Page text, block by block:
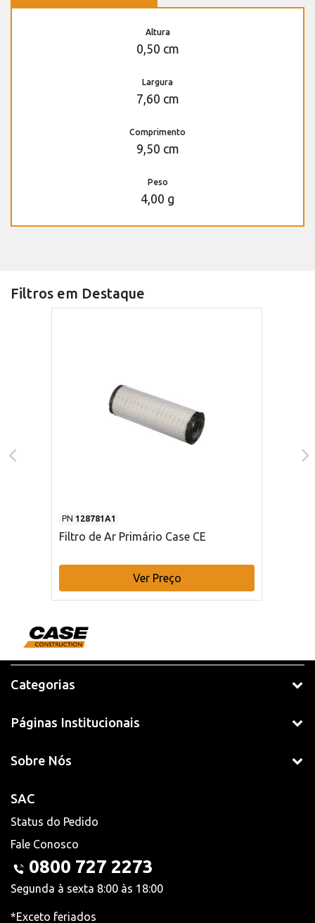
Altura
0,50 cm
Largura
7,60 cm
Comprimento
9,50 cm
Peso
4,00 g
Filtros em Destaque
PN 128781A1
Filtro de Ar Primário Case CE
Ver Preço
Categorias
Páginas Institucionais
Sobre Nós
SAC
Status do Pedido
Fale Conosco
0800 727 2273
Segunda à sexta 8:00 às 18:00
*Exceto feriados